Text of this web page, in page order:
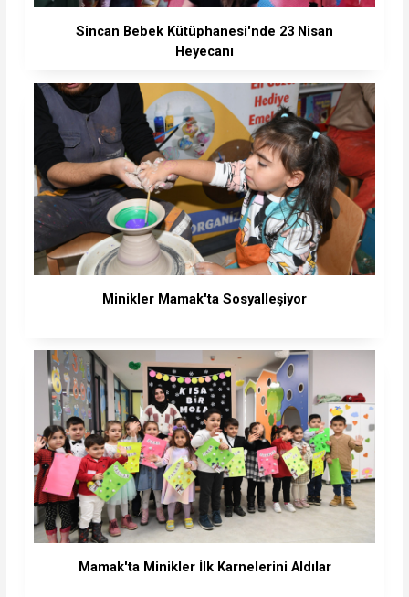
Sincan Bebek Kütüphanesi'nde 23 Nisan
Heyecanı
Minikler Mamak'ta Sosyalleşiyor
Mamak'ta Minikler İlk Karnelerini Aldılar